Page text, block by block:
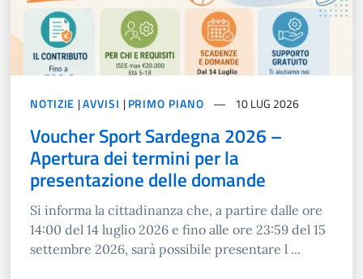
NOTIZIE |AVVISI |PRIMO PIANO 10 LUG 2026
Voucher Sport Sardegna 2026 –
Apertura dei termini per la
presentazione delle domande
Si informa la cittadinanza che, a partire dalle ore
14:00 del 14 luglio 2026 e fino alle ore 23:59 del 15
settembre 2026, sarà possibile presentare l ...